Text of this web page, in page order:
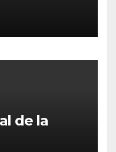
de la